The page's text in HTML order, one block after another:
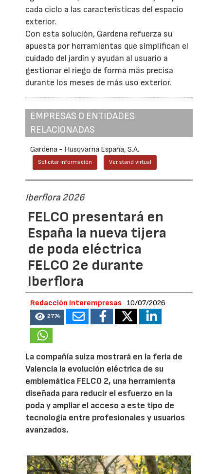
cada ciclo a las características del espacio
exterior.
Con esta solución, Gardena refuerza su
apuesta por herramientas que simplifican el
cuidado del jardín y ayudan al usuario a
gestionar el riego de forma más precisa
durante los meses de más uso exterior.
EMPRESAS O ENTIDADES
RELACIONADAS
Gardena - Husqvarna España, S.A.
Solicitar información Ver stand virtual
Iberflora 2026
FELCO presentará en
España la nueva tijera
de poda eléctrica
FELCO 2e durante
Iberflora
Redacción Interempresas 10/07/2026
2774
La compañía suiza mostrará en la feria de
Valencia la evolución eléctrica de su
emblemática FELCO 2, una herramienta
diseñada para reducir el esfuerzo en la
poda y ampliar el acceso a este tipo de
tecnología entre profesionales y usuarios
avanzados.